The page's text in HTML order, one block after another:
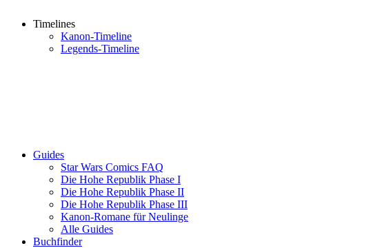
Timelines
Kanon-Timeline
Legends-Timeline
Guides
Star Wars Comics FAQ
Die Hohe Republik Phase I
Die Hohe Republik Phase II
Die Hohe Republik Phase III
Kanon-Romane für Neulinge
Alle Guides
Buchfinder